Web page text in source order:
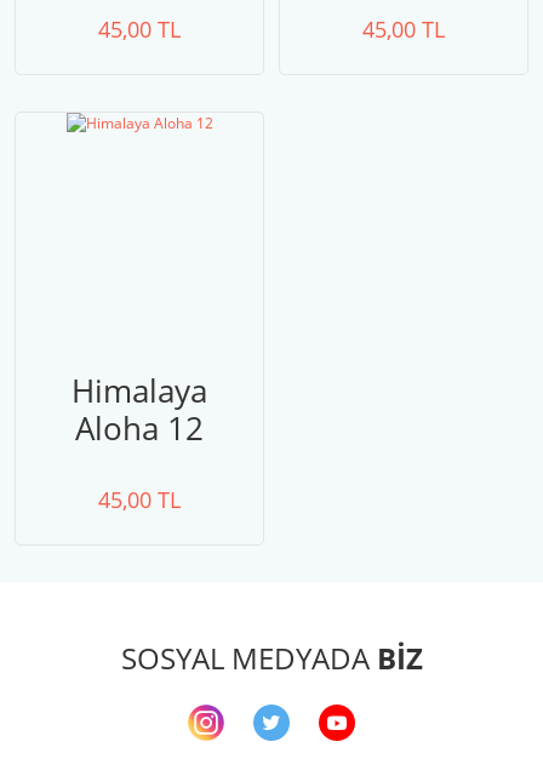
45,00 TL 45,00 TL
Himalaya
Aloha 12
45,00 TL
SOSYAL MEDYADA BİZ